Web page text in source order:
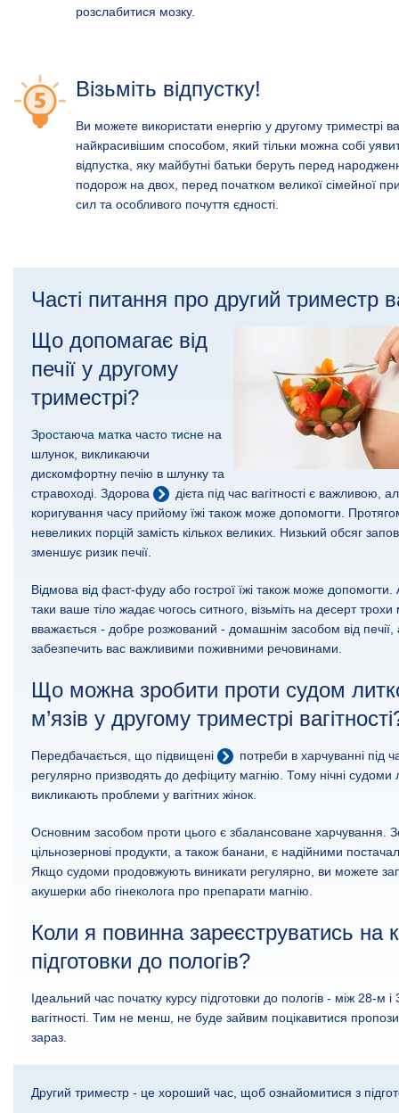
розслабитися мозку.
Візьміть відпустку!
Ви можете використати енергію у другому триместрі
найкрасивішим способом, який тільки можна собі
відпустка, яку майбутні батьки беруть перед
подорож на двох, перед початком великої сімейної
сил та особливого почуття єдності.
Часті питання про другий триместр
Що допомагає від
печії у другому
триместрі?
Зростаюча матка часто тисне на
шлунок, викликаючи
дискомфортну печію в шлунку та
стравоході. Здорова
дієта під час вагітності є важливою,
коригування часу прийому їжі також може допомогти.
невеликих порцій замість кількох великих. Низький обсяг
зменшує ризик печії.
Відмова від фаст-фуду або гострої їжі також може
таки ваше тіло жадає чогось ситного, візьміть на десерт
вважається - добре розжований - домашнім засобом від печії,
забезпечить вас важливими поживними речовинами.
Що можна зробити проти судом
м’язів у другому триместрі
Передбачається, що підвищені потреби в харчуванні під
регулярно призводять до дефіциту магнію. Тому нічні судоми
викликають проблеми у вагітних жінок.
Основним засобом проти цього є збалансоване харчування.
цільнозернові продукти, а також банани, є надійними
Якщо судоми продовжують виникати регулярно, ви можете
акушерки або гінеколога про препарати магнію.
Коли я повинна зареєструватись на
підготовки до пологів?
Ідеальний час початку курсу підготовки до пологів - між 28-м
вагітності. Тим не менш, не буде зайвим поцікавитися
зараз.
Другий триместр - це хороший час, щоб ознайомитися з